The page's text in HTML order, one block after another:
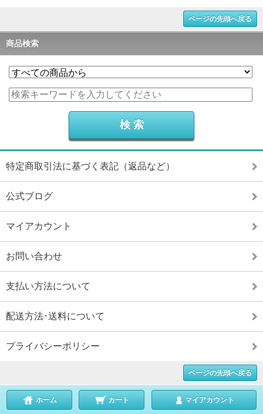
ページの先頭へ戻る
商品検索
特定商取引法に基づく表記（返品など）
公式ブログ
マイアカウント
お問い合わせ
支払い方法について
配送方法･送料について
プライバシーポリシー
ページの先頭へ戻る
ホーム カート マイアカウント